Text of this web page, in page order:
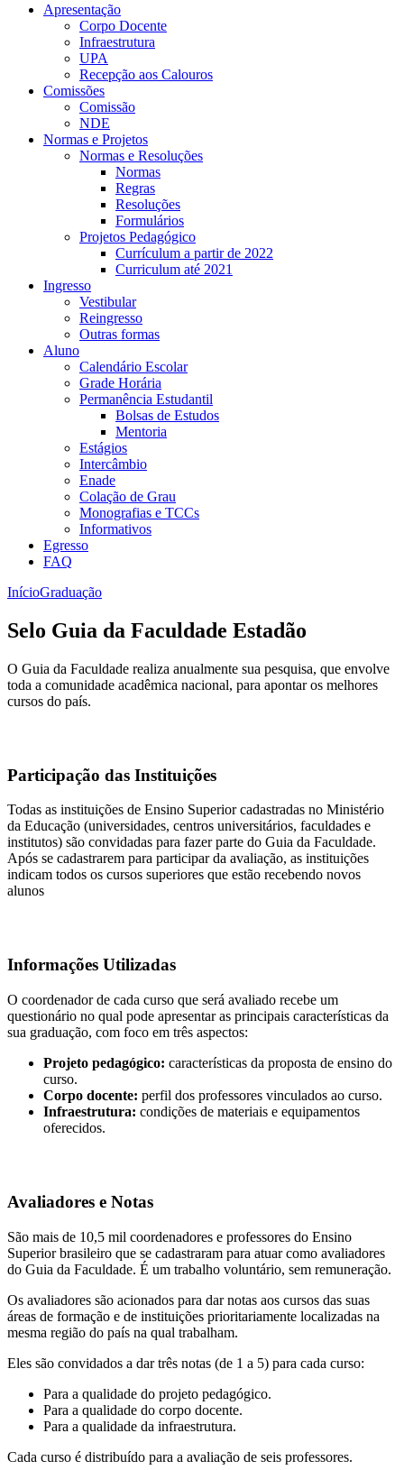
Apresentação
Corpo Docente
Infraestrutura
UPA
Recepção aos Calouros
Comissões
Comissão
NDE
Normas e Projetos
Normas e Resoluções
Normas
Regras
Resoluções
Formulários
Projetos Pedagógico
Currículum a partir de 2022
Curriculum até 2021
Ingresso
Vestibular
Reingresso
Outras formas
Aluno
Calendário Escolar
Grade Horária
Permanência Estudantil
Bolsas de Estudos
Mentoria
Estágios
Intercâmbio
Enade
Colação de Grau
Monografias e TCCs
Informativos
Egresso
FAQ
InícioGraduação
Selo Guia da Faculdade Estadão
O Guia da Faculdade realiza anualmente sua pesquisa, que envolve
toda a comunidade acadêmica nacional, para apontar os melhores
cursos do país.
Participação das Instituições
Todas as instituições de Ensino Superior cadastradas no Ministério
da Educação (universidades, centros universitários, faculdades e
institutos) são convidadas para fazer parte do Guia da Faculdade.
Após se cadastrarem para participar da avaliação, as instituições
indicam todos os cursos superiores que estão recebendo novos
alunos
Informações Utilizadas
O coordenador de cada curso que será avaliado recebe um
questionário no qual pode apresentar as principais características da
sua graduação, com foco em três aspectos:
Projeto pedagógico: características da proposta de ensino do
curso.
Corpo docente: perfil dos professores vinculados ao curso.
Infraestrutura: condições de materiais e equipamentos
oferecidos.
Avaliadores e Notas
São mais de 10,5 mil coordenadores e professores do Ensino
Superior brasileiro que se cadastraram para atuar como avaliadores
do Guia da Faculdade. É um trabalho voluntário, sem remuneração.
Os avaliadores são acionados para dar notas aos cursos das suas
áreas de formação e de instituições prioritariamente localizadas na
mesma região do país na qual trabalham.
Eles são convidados a dar três notas (de 1 a 5) para cada curso:
Para a qualidade do projeto pedagógico.
Para a qualidade do corpo docente.
Para a qualidade da infraestrutura.
Cada curso é distribuído para a avaliação de seis professores.